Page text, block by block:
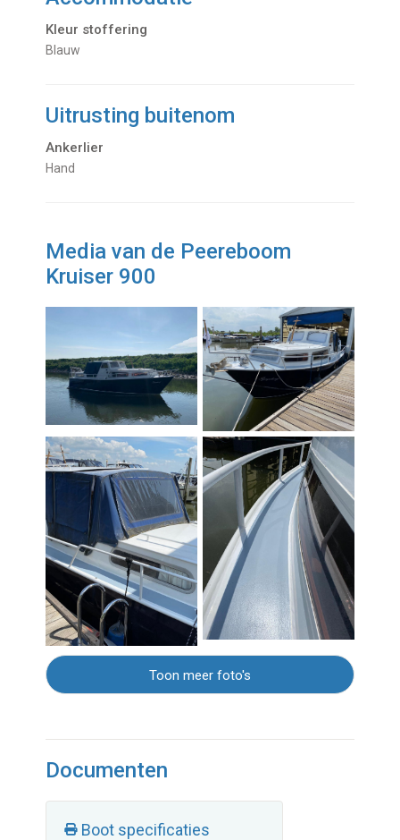
Kleur stoffering
Blauw
Uitrusting buitenom
Ankerlier
Hand
Media van de Peereboom
Kruiser 900
Toon meer foto's
Documenten
Boot specificaties